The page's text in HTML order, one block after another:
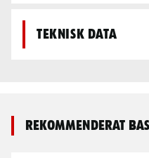
Teknisk data
Rekommenderat